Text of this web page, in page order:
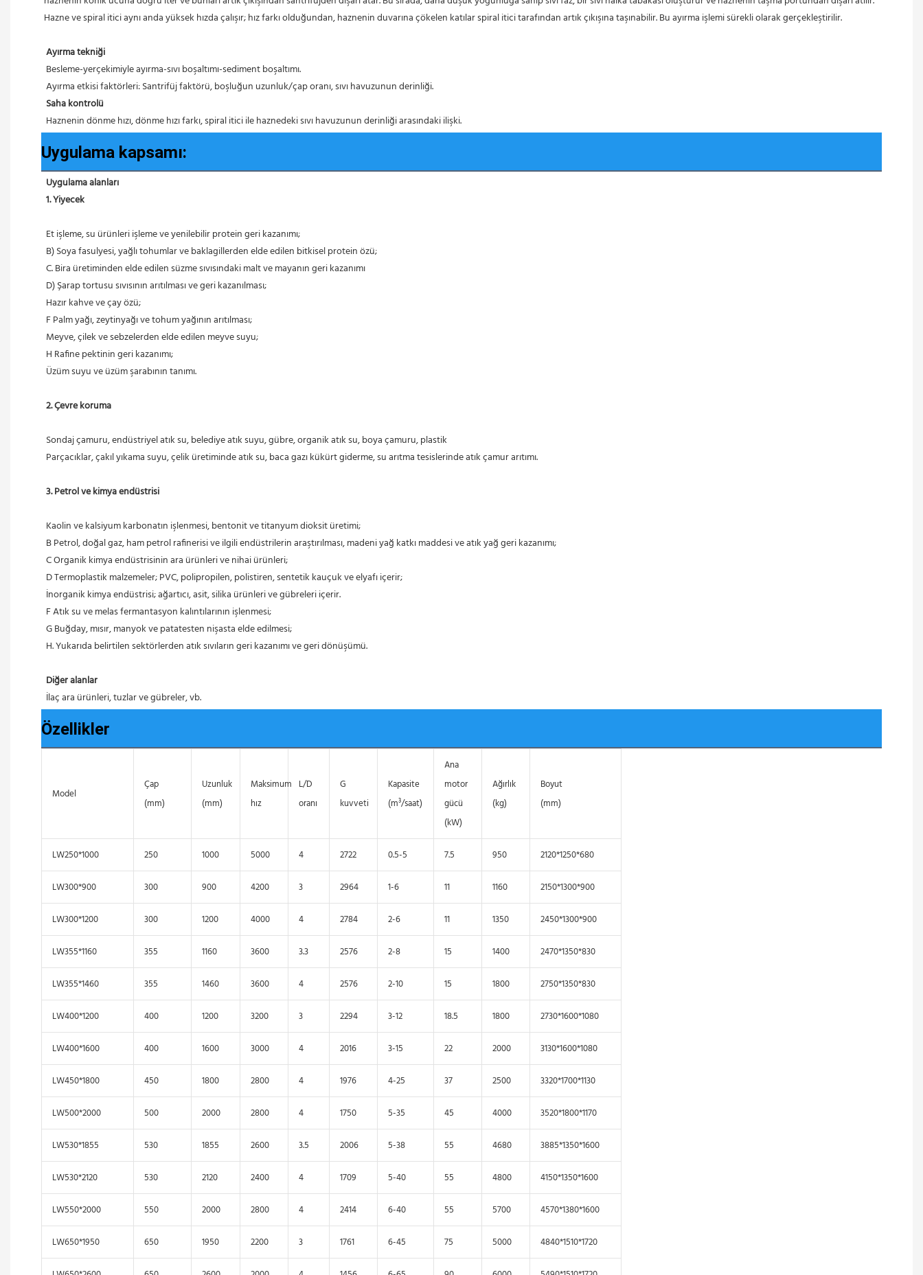
Hazne ve spiral itici aynı anda yüksek hızda çalışır; hız farkı olduğundan, haznenin duvarına çökelen katılar spiral itici tarafından artık çıkışına taşınabilir. Bu ayırma işlemi sürekli olarak gerçekleştirilir.
Ayırma tekniği
Besleme-yerçekimiyle ayırma-sıvı boşaltımı-sediment boşaltımı.
Ayırma etkisi faktörleri: Santrifüj faktörü, boşluğun uzunluk/çap oranı, sıvı havuzunun derinliği.
Saha kontrolü
Haznenin dönme hızı, dönme hızı farkı, spiral itici ile haznedeki sıvı havuzunun derinliği arasındaki ilişki.
Uygulama kapsamı:
Uygulama alanları
1. Yiyecek
Et işleme, su ürünleri işleme ve yenilebilir protein geri kazanımı;
B) Soya fasulyesi, yağlı tohumlar ve baklagillerden elde edilen bitkisel protein özü;
C. Bira üretiminden elde edilen süzme sıvısındaki malt ve mayanın geri kazanımı
D) Şarap tortusu sıvısının arıtılması ve geri kazanılması;
Hazır kahve ve çay özü;
F Palm yağı, zeytinyağı ve tohum yağının arıtılması;
Meyve, çilek ve sebzelerden elde edilen meyve suyu;
H Rafine pektinin geri kazanımı;
Üzüm suyu ve üzüm şarabının tanımı.
2. Çevre koruma
Sondaj çamuru, endüstriyel atık su, belediye atık suyu, gübre, organik atık su, boya çamuru, plastik
Parçacıklar, çakıl yıkama suyu, çelik üretiminde atık su, baca gazı kükürt giderme, su arıtma tesislerinde atık çamur arıtımı.
3. Petrol ve kimya endüstrisi
Kaolin ve kalsiyum karbonatın işlenmesi, bentonit ve titanyum dioksit üretimi;
B Petrol, doğal gaz, ham petrol rafinerisi ve ilgili endüstrilerin araştırılması, madeni yağ katkı maddesi ve atık yağ geri kazanımı;
C Organik kimya endüstrisinin ara ürünleri ve nihai ürünleri;
D Termoplastik malzemeler; PVC, polipropilen, polistiren, sentetik kauçuk ve elyafı içerir;
İnorganik kimya endüstrisi; ağartıcı, asit, silika ürünleri ve gübreleri içerir.
F Atık su ve melas fermantasyon kalıntılarının işlenmesi;
G Buğday, mısır, manyok ve patatesten nişasta elde edilmesi;
H. Yukarıda belirtilen sektörlerden atık sıvıların geri kazanımı ve geri dönüşümü.
Diğer alanlar
İlaç ara ürünleri, tuzlar ve gübreler, vb.
Özellikler
Model
Çap
(mm)
Uzunluk
(mm)
Maksimum
hız
L/D
oranı
G
kuvveti
Kapasite
(m³/saat)
Ana
motor
gücü
(kW)
Ağırlık
(kg)
Boyut
(mm)
LW250*1000 250 1000 5000 4 2722 0.5-5 7.5 950 2120*1250*680
LW300*900 300 900 4200 3 2964 1-6 11 1160 2150*1300*900
LW300*1200 300 1200 4000 4 2784 2-6 11 1350 2450*1300*900
LW355*1160 355 1160 3600 3.3 2576 2-8 15 1400 2470*1350*830
LW355*1460 355 1460 3600 4 2576 2-10 15 1800 2750*1350*830
LW400*1200 400 1200 3200 3 2294 3-12 18.5 1800 2730*1600*1080
LW400*1600 400 1600 3000 4 2016 3-15 22 2000 3130*1600*1080
LW450*1800 450 1800 2800 4 1976 4-25 37 2500 3320*1700*1130
LW500*2000 500 2000 2800 4 1750 5-35 45 4000 3520*1800*1170
LW530*1855 530 1855 2600 3.5 2006 5-38 55 4680 3885*1350*1600
LW530*2120 530 2120 2400 4 1709 5-40 55 4800 4150*1350*1600
LW550*2000 550 2000 2800 4 2414 6-40 55 5700 4570*1380*1600
LW650*1950 650 1950 2200 3 1761 6-45 75 5000 4840*1510*1720